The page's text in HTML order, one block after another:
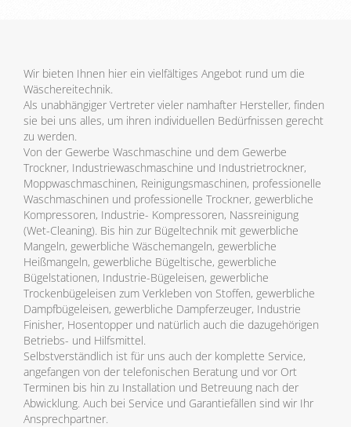
Wir bieten Ihnen hier ein vielfältiges Angebot rund um die
Wäschereitechnik.
Als unabhängiger Vertreter vieler namhafter Hersteller, finden
sie bei uns alles, um ihren individuellen Bedürfnissen gerecht
zu werden.
Von der Gewerbe Waschmaschine und dem Gewerbe
Trockner, Industriewaschmaschine und Industrietrockner,
Moppwaschmaschinen, Reinigungsmaschinen, professionelle
Waschmaschinen und professionelle Trockner, gewerbliche
Kompressoren, Industrie- Kompressoren, Nassreinigung
(Wet-Cleaning). Bis hin zur Bügeltechnik mit gewerbliche
Mangeln, gewerbliche Wäschemangeln, gewerbliche
Heißmangeln, gewerbliche Bügeltische, gewerbliche
Bügelstationen, Industrie-Bügeleisen, gewerbliche
Trockenbügeleisen zum Verkleben von Stoffen, gewerbliche
Dampfbügeleisen, gewerbliche Dampferzeuger, Industrie
Finisher, Hosentopper und natürlich auch die dazugehörigen
Betriebs- und Hilfsmittel.
Selbstverständlich ist für uns auch der komplette Service,
angefangen von der telefonischen Beratung und vor Ort
Terminen bis hin zu Installation und Betreuung nach der
Abwicklung. Auch bei Service und Garantiefällen sind wir Ihr
Ansprechpartner.